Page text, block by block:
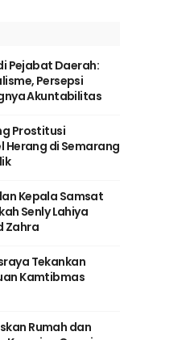
Pejabat Daerah:
Persepsi
Akuntabilitas
Prostitusi
Herang di Semarang
Kepala Samsat
Senly Lahiya
Zahra
Tekankan
Kamtibmas
Rumah dan